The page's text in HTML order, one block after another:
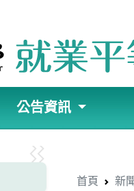
公告資訊
首頁
新